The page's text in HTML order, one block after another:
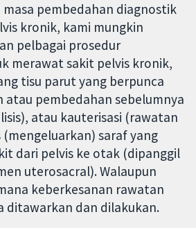
pembedahan diagnostik
kronik, kami mungkin
pelbagai prosedur
merawat sakit pelvis kronik,
tisu parut yang berpunca
atau pembedahan sebelumnya
atau kauterisasi (rawatan
(mengeluarkan) saraf yang
dari pelvis ke otak (dipanggil
uterosacral). Walaupun
keberkesanan rawatan
ditawarkan dan dilakukan.